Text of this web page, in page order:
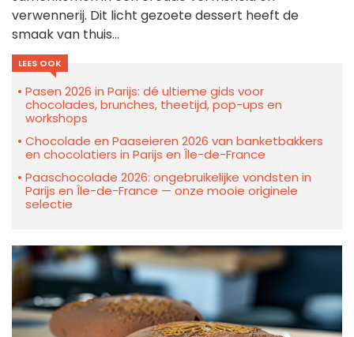
verwennerij. Dit licht gezoete dessert heeft de
smaak van thuis...
LEES OOK
Pasen 2026 in Parijs: dé ultieme gids voor
chocolades, brunches, theetijd, pop-ups en
workshops
Chocolade en Paaseieren 2026 van banketbakkers
en chocolatiers in Parijs en Île-de-France
Paaschocolade 2026: ongebruikelijke vondsten in
Parijs en Île-de-France — onze mooie originele
selectie